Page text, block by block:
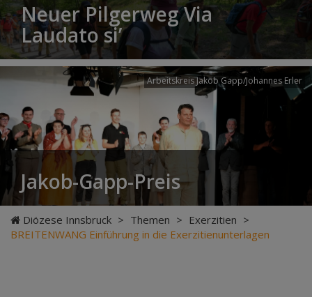
Neuer Pilgerweg Via
Laudato si’
Arbeitskreis Jakob Gapp/Johannes Erler
Jakob-Gapp-Preis
Diözese Innsbruck > Themen > Exerzitien >
BREITENWANG Einführung in die Exerzitienunterlagen